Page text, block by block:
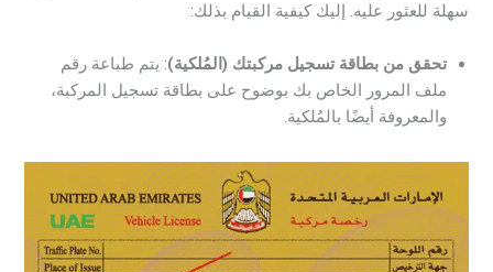
سهلة للعثور عليه. إليك كيفية القيام بذلك:
تحقق من بطاقة تسجيل مركبتك (المُلكية): يتم طباعة رقم
ملف المرور الخاص بك بوضوح على بطاقة تسجيل المركبة،
والمعروفة أيضًا بالمُلكية.